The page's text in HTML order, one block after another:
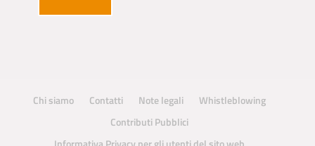
Chi siamo Contatti Note legali
Whistleblowing
Contributi Pubblici